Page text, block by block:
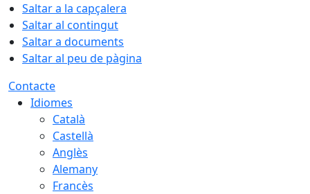
Saltar a la capçalera
Saltar al contingut
Saltar a documents
Saltar al peu de pàgina
Contacte
Idiomes
Català
Castellà
Anglès
Alemany
Francès